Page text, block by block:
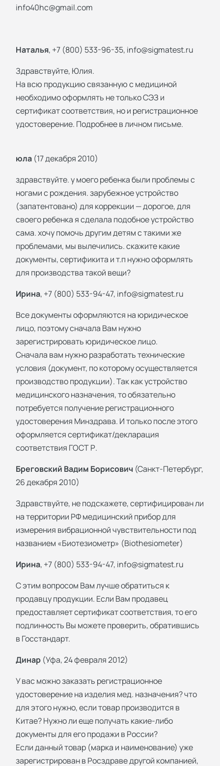
info40hc@gmail.com
Наталья, +7 (800) 533-96-35, info@sigmatest.ru
Здравствуйте, Юлия.
На всю продукцию связанную с медициной
необходимо оформлять не только СЭЗ и
сертификат соответствия, но и регистрационное
удостоверение. Подробнее в личном письме.
юла (17 декабря 2010)
здравствуйте. у моего ребенка были проблемы с
ногами с рождения. зарубежное устройство
(запатентовано) для коррекции — дорогое, для
своего ребенка я сделала подобное устройство
сама. хочу помочь другим детям с такими же
проблемами, мы вылечились. скажите какие
документы, сертификита и т.п нужно оформлять
для производства такой вещи?
Ирина, +7 (800) 533-94-47, info@sigmatest.ru
Все документы оформляются на юридическое
лицо, поэтому сначала Вам нужно
зарегистрировать юридическое лицо.
Сначала вам нужно разработать технические
условия (документ, по которому осуществляется
производство продукции). Так как устройство
медицинского назначения, то обязательно
потребуется получение регистрационного
удостоверения Минздрава. И только после этого
оформляется сертификат/декларация
соответствия ГОСТ Р.
Бреговский Вадим Борисович (Санкт-Петербург,
26 декабря 2010)
Здравствуйте, не подскажете, сертифицирован ли
на территории РФ медицинский прибор для
измерения вибрационной чувствительности под
названием «Биотезиометр» (Biothesiometer)
Ирина, +7 (800) 533-94-47, info@sigmatest.ru
С этим вопросом Вам лучше обратиться к
продавцу продукции. Если Вам продавец
предоставляет сертификат соответствия, то его
подлинность Вы можете проверить, обратившись
в Госстандарт.
Динар (Уфа, 24 февраля 2012)
У вас можно заказать регистрационное
удостоверение на изделия мед. назначения? что
для этого нужно, если товар производится в
Китае? Нужно ли еще получать какие-либо
документы для его продажи в России?
Если данный товар (марка и наименование) уже
зарегистрирован в Росздраве другой компанией,